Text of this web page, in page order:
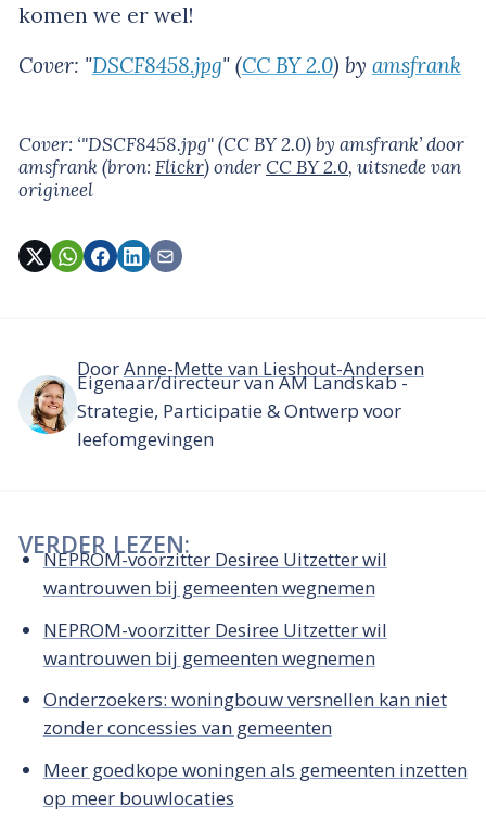
komen we er wel!
Cover: "DSCF8458.jpg" (CC BY 2.0) by amsfrank
Cover: ‘"DSCF8458.jpg" (CC BY 2.0) by amsfrank’door
amsfrank(bron: Flickr)onderCC BY 2.0, uitsnede van
origineel
DoorAnne-Mette van Lieshout-Andersen
Eigenaar/directeur van AM Landskab -
Strategie, Participatie & Ontwerp voor
leefomgevingen
VERDER LEZEN:
NEPROM-voorzitter Desiree Uitzetter wil
wantrouwen bij gemeenten wegnemen
NEPROM-voorzitter Desiree Uitzetter wil
wantrouwen bij gemeenten wegnemen
Onderzoekers: woningbouw versnellen kan niet
zonder concessies van gemeenten
Meer goedkope woningen als gemeenten inzetten
op meer bouwlocaties